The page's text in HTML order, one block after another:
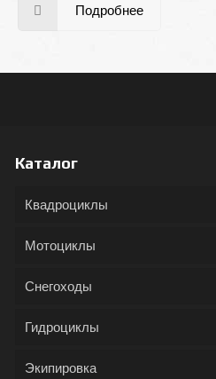
Подробнее
Каталог
Квадроциклы
Мотоциклы
Снегоходы
Гидроциклы
Экипировка